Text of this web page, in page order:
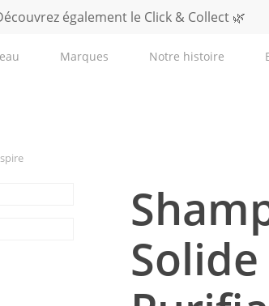
également le Click & Collect 🌿
Marques Notre histoire
Solide